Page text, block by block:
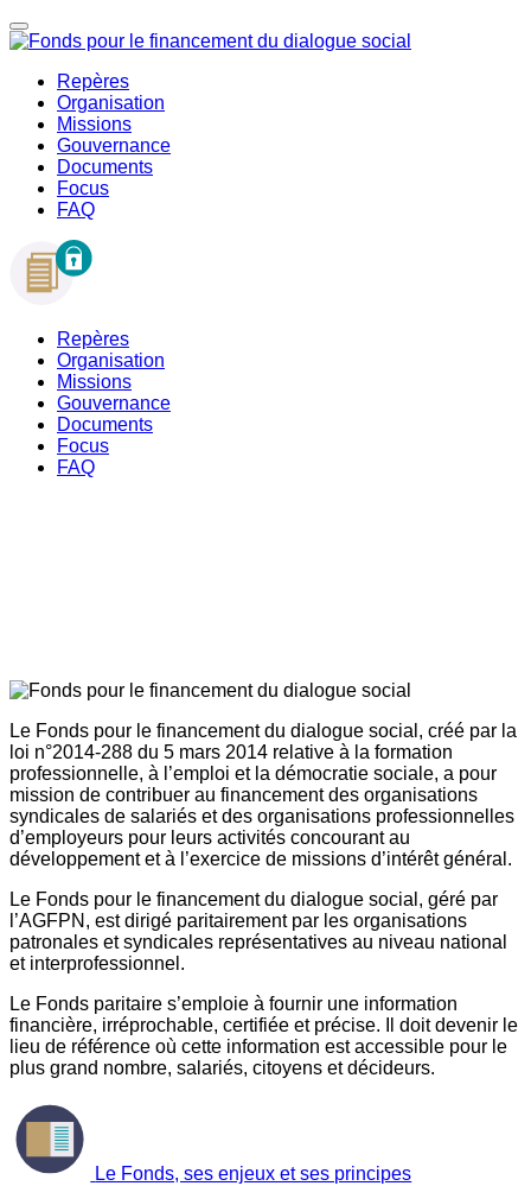
Repères
Organisation
Missions
Gouvernance
Documents
Focus
FAQ
Repères
Organisation
Missions
Gouvernance
Documents
Focus
FAQ
Le Fonds pour le financement du dialogue social, créé par la
loi n°2014-288 du 5 mars 2014 relative à la formation
professionnelle, à l’emploi et la démocratie sociale, a pour
mission de contribuer au financement des organisations
syndicales de salariés et des organisations professionnelles
d’employeurs pour leurs activités concourant au
développement et à l’exercice de missions d’intérêt général.
Le Fonds pour le financement du dialogue social, géré par
l’AGFPN, est dirigé paritairement par les organisations
patronales et syndicales représentatives au niveau national
et interprofessionnel.
Le Fonds paritaire s’emploie à fournir une information
financière, irréprochable, certifiée et précise. Il doit devenir le
lieu de référence où cette information est accessible pour le
plus grand nombre, salariés, citoyens et décideurs.
Le Fonds, ses enjeux et ses principes